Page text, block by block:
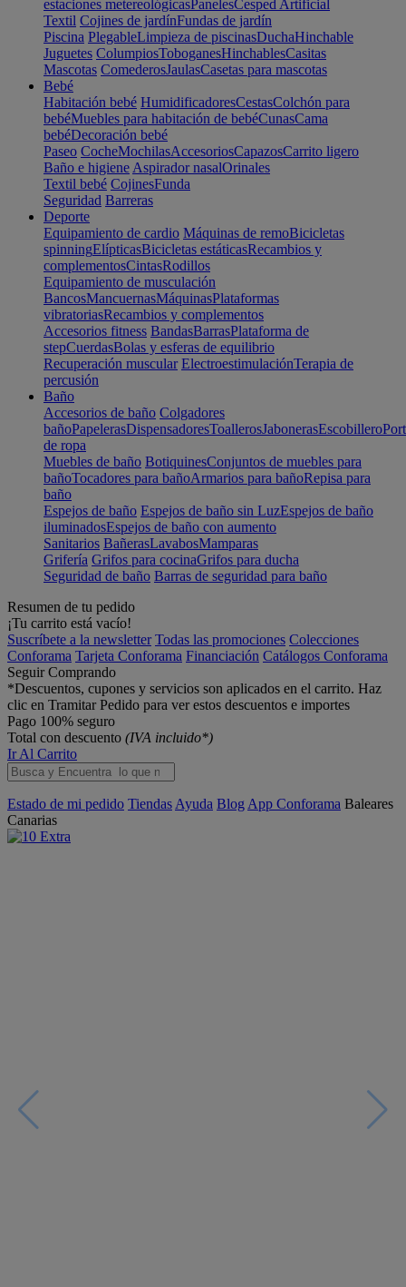
estaciones metereológicasPanelesCesped Artificial
Textil Cojines de jardínFundas de jardín
Piscina PlegableLimpieza de piscinasDuchaHinchable
Juguetes ColumpiosToboganesHinchablesCasitas
Mascotas ComederosJaulasCasetas para mascotas
Bebé
Habitación bebé HumidificadoresCestasColchón para
bebéMuebles para habitación de bebéCunasCama
bebéDecoración bebé
Paseo CocheMochilasAccesoriosCapazosCarrito ligero
Baño e higiene Aspirador nasalOrinales
Textil bebé CojinesFunda
Seguridad Barreras
Deporte
Equipamiento de cardio Máquinas de remoBicicletas
spinningElípticasBicicletas estáticasRecambios y
complementosCintasRodillos
Equipamiento de musculación
BancosMancuernasMáquinasPlataformas
vibratoriasRecambios y complementos
Accesorios fitness BandasBarrasPlataforma de
stepCuerdasBolas y esferas de equilibrio
Recuperación muscular ElectroestimulaciónTerapia de
percusión
Baño
Accesorios de baño Colgadores
bañoPapelerasDispensadoresToallerosJabonerasEscobillero
de ropa
Muebles de baño BotiquinesConjuntos de muebles para
bañoTocadores para bañoArmarios para bañoRepisa para
baño
Espejos de baño Espejos de baño sin LuzEspejos de baño
iluminadosEspejos de baño con aumento
Sanitarios BañerasLavabosMamparas
Grifería Grifos para cocinaGrifos para ducha
Seguridad de baño Barras de seguridad para baño
Resumen de tu pedido
¡Tu carrito está vacío!
Suscríbete a la newsletter Todas las promociones Colecciones
Conforama Tarjeta Conforama Financiación Catálogos Conforama
Seguir Comprando
*Descuentos, cupones y servicios son aplicados en el carrito. Haz
clic en Tramitar Pedido para ver estos descuentos e importes
Pago 100% seguro
Total con descuento (IVA incluido*)
Ir Al Carrito
Estado de mi pedido Tiendas Ayuda Blog App Conforama Baleares
Canarias